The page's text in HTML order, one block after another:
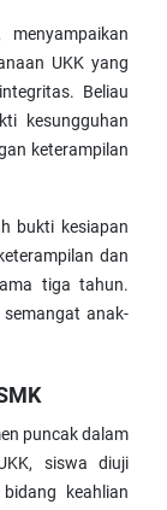
, menyampaikan
UKK yang
Beliau
kesungguhan
keterampilan
bukti kesiapan
dan
tiga tahun.
anak-
puncak dalam
siswa diuji
keahlian